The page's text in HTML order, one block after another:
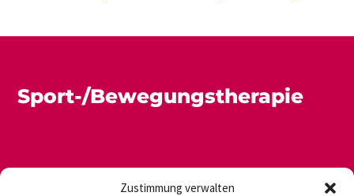
Zustimmung verwalten
Sport-/Bewegungstherapie